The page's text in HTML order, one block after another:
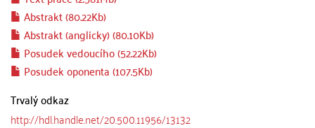
Abstrakt (80.22Kb)
Abstrakt (anglicky) (80.10Kb)
Posudek vedoucího (52.22Kb)
Posudek oponenta (107.5Kb)
Trvalý odkaz
http://hdl.handle.net/20.500.11956/13132